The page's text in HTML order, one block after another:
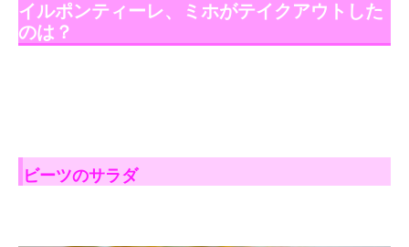
イルポンティーレ、ミホがテイクアウトした
のは？
ビーツのサラダ